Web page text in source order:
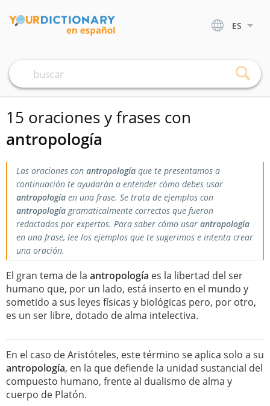
ES
15 oraciones y frases con
antropología
Las oraciones con antropología que te presentamos a
continuación te ayudarán a entender cómo debes usar
antropología en una frase. Se trata de ejemplos con
antropologíagramaticalmente correctos que fueron
redactados por expertos. Para saber cómo usar antropología
en una frase, lee los ejemplos que te sugerimos e intenta crear
una oración.
El gran tema de la antropología es la libertad del ser
humano que, por un lado, está inserto en el mundo y
sometido a sus leyes físicas y biológicas pero, por otro,
es un ser libre, dotado de alma intelectiva.
En el caso de Aristóteles, este término se aplica solo a su
antropología, en la que defiende la unidad sustancial del
compuesto humano, frente al dualismo de alma y
cuerpo de Platón.